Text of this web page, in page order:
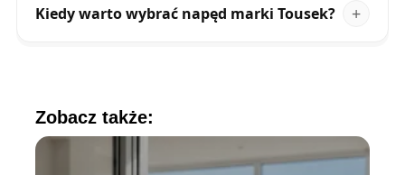
Kiedy warto wybrać napęd marki Tousek?
Zobacz także: